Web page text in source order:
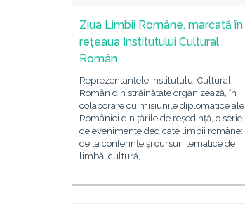
Ziua Limbii Române, marcată în
rețeaua Institutului Cultural
Român
Reprezentanțele Institutului Cultural
Român din străinătate organizează, în
colaborare cu misiunile diplomatice ale
României din țările de reședință, o serie
de evenimente dedicate limbii române:
de la conferințe și cursuri tematice de
limbă, cultură,